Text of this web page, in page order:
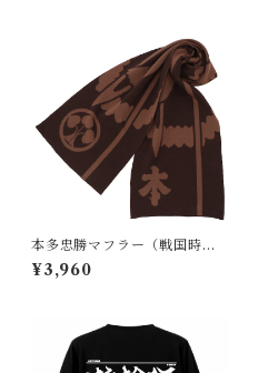
本多忠勝マフラー（戦国時
代 日本）茶
¥3,960